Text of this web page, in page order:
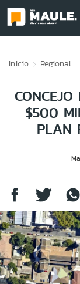
Inicio Regional
$500
PLAN